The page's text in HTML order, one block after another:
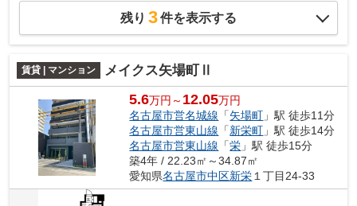
残り 3件を表示する
賃貸 | マンション メイクス矢場町Ⅱ
5.6万円～ 12.05万円
名古屋市営名城線 「矢場町 」駅 徒歩11分
名古屋市営東山線 「新栄町 」駅 徒歩14分
名古屋市営東山線 「栄 」駅 徒歩15分
築4年 / 22.23㎡～34.87㎡
愛知県名古屋市中区新栄 １丁目24-33